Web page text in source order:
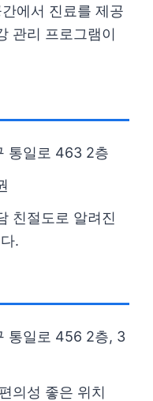
에서 진료를 제공
관리 프로그램이
통일로 463 2층
친절도로 알려진
.
통일로 456 2층, 3
의성 좋은 위치